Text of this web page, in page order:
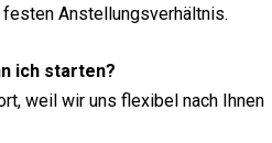
festen Anstellungsverhältnis.
ich starten?
weil wir uns flexibel nach Ihnen